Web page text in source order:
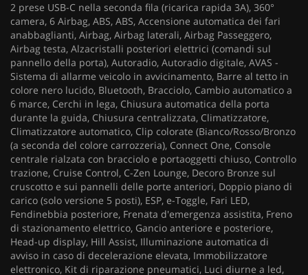
2 prese USB-C nella seconda fila (ricarica rapida 3A), 360°
camera, 6 Airbag, ABS, ABS, Accensione automatica dei fari
anabbaglianti, Airbag, Airbag laterali, Airbag Passeggero,
Airbag testa, Alzacristalli posteriori elettrici (comandi sul
pannello della porta), Autoradio, Autoradio digitale, AVAS -
Sistema di allarme veicolo in avvicinamento, Barre al tetto in
colore nero lucido, Bluetooth, Bracciolo, Cambio automatico a
6 marce, Cerchi in lega, Chiusura automatica della porta
durante la guida, Chiusura centralizzata, Climatizzatore,
Climatizzatore automatico, Clip colorate (Bianco/Rosso/Bronzo
(a seconda del colore carrozzeria), Connect One, Console
centrale rialzata con bracciolo e portaoggetti chiuso, Controllo
trazione, Cruise Control, C-Zen Lounge, Decoro Bronze sul
cruscotto e sui pannelli delle porte anteriori, Doppio piano di
carico (solo versione 5 posti), ESP, e-Toggle, Fari LED,
Fendinebbia posteriore, Frenata d'emergenza assistita, Freno
di stazionamento elettrico, Gancio anteriore e posteriore,
Head-up display, Hill Assist, Illuminazione automatica di
avviso in caso di decelerazione elevata, Immobilizzatore
elettronico, Kit di riparazione pneumatici, Luci diurne a led,